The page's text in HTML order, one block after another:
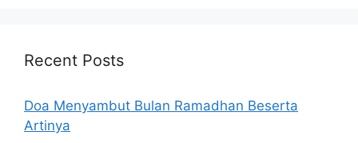
Recent Posts
Doa Menyambut Bulan Ramadhan Beserta
Artinya